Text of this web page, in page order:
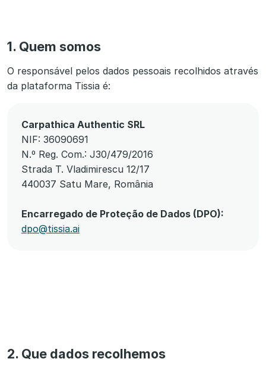
1. Quem somos
O responsável pelos dados pessoais recolhidos através
da plataforma Tissia é:
Carpathica Authentic SRL
NIF: 36090691
N.º Reg. Com.: J30/479/2016
Strada T. Vladimirescu 12/17
440037 Satu Mare, România
Encarregado de Proteção de Dados (DPO):
dpo@tissia.ai
2. Que dados recolhemos